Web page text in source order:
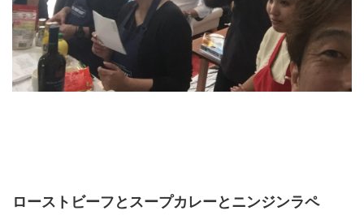
ローストビーフとスープカレーとニンジンラペ